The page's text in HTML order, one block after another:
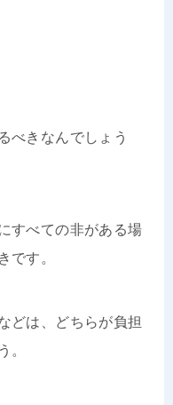
べきなんでしょう
すべての非がある場
です。
どは、どちらが負担
。